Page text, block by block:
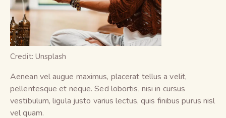
Credit: Unsplash
Aenean vel augue maximus, placerat tellus a velit,
pellentesque et neque. Sed lobortis, nisi in cursus
vestibulum, ligula justo varius lectus, quis finibus purus nisl
vel quam.